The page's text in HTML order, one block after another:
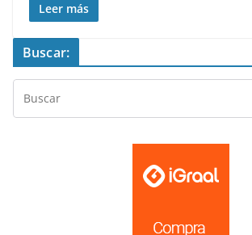
Leer más
Buscar: